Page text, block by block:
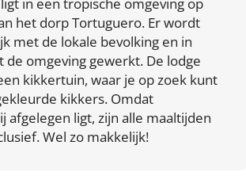
in een tropische omgeving op
het dorp Tortuguero. Er wordt
met de lokale bevolking en in
omgeving gewerkt. De lodge
kikkertuin, waar je op zoek kunt
kikkers. Omdat
afgelegen ligt, zijn alle maaltijden
Wel zo makkelijk!